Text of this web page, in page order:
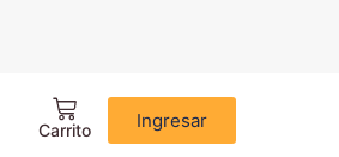
Ingresar